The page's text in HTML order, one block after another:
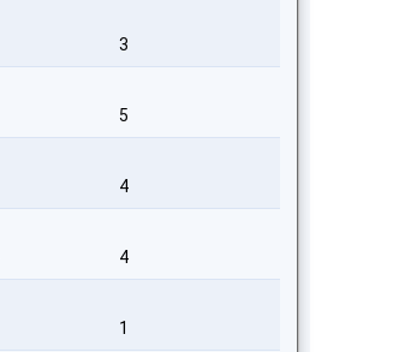
3
5
4
4
1